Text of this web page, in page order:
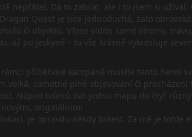
nepřátel. Dá to zabrat, ale i to jsem si užíval.
Quest je sice jednoduchá, zato obrovská.
či objektů. V lese vidíte samé stromy,
po jeskyně – to vše krásně vykresluje
příběhové kampaně musíte tento herní
samotné plné objevování či procházení
Nápad tvůrců dát jednu mapu do čtyř
originálními
je opravdu někdy bolest. Za mě je tohle